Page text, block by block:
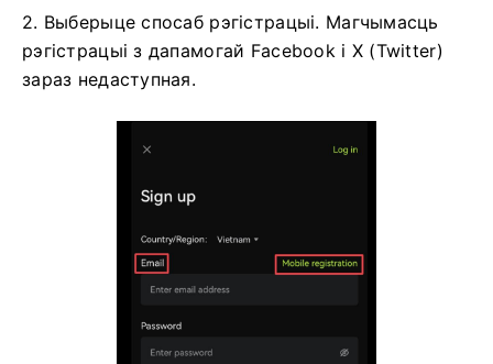
2. Выберыце спосаб рэгістрацыі. Магчымасць
рэгістрацыі з дапамогай Facebook і X (Twitter)
зараз недаступная.